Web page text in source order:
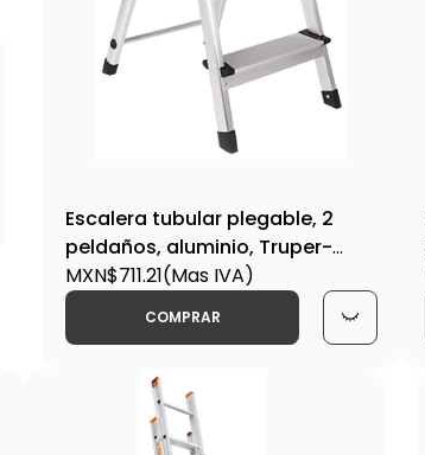
Escalera tubular plegable, 2
peldaños, aluminio, Truper-
ESTU-2A / 16763
MXN$711.21(Mas IVA)
COMPRAR